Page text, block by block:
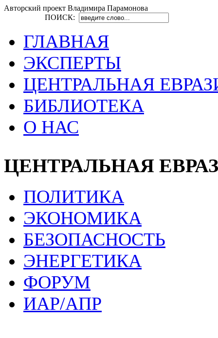
Авторский проект Владимира Парамонова
ПОИСК:
ГЛАВНАЯ
ЭКСПЕРТЫ
ЦЕНТРАЛЬНАЯ
БИБЛИОТЕКА
О НАС
ЦЕНТРАЛЬНАЯ
ПОЛИТИКА
ЭКОНОМИКА
БЕЗОПАСНОСТЬ
ЭНЕРГЕТИКА
ФОРУМ
ИАР/АПР